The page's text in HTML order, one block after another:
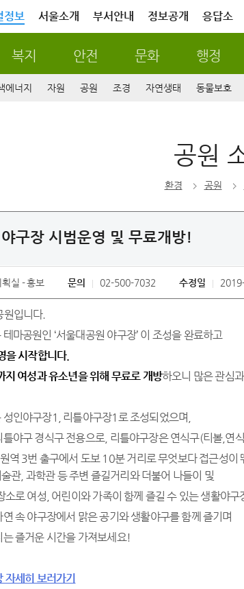
정보 서울소개 부서안내 정보공개 응답소
복지 안전 문화 행정
에너지 자원 공원 조경 자연생태 동물보호
공원
환경 공원
구장 시범운영 및 무료개방!
실 홍보 문의 02-500-7032 수정일
원입니다.
마공원인 ‘서울대공원 야구장’ 이 조성을 완료하고
을 시작합니다.
지 여성과 유소년을 위해 무료로 개방하오니 많은 관심
인야구장1, 리틀야구장1로 조성되었으며,
틀야구 경식구 전용으로, 리틀야구장은 연식구(티볼,연
역 3번 출구에서 도보 10분 거리로 무엇보다 접근성이
관, 과학관 등 주변 즐길거리와 더불어 나들이 및
소로 여성, 어린이와 가족이 함께 즐길 수 있는 생활야구
속 야구장에서 맑은 공기와 생활야구를 함께 즐기며
즐거운 시간을 가져보세요!
세히 보러가기